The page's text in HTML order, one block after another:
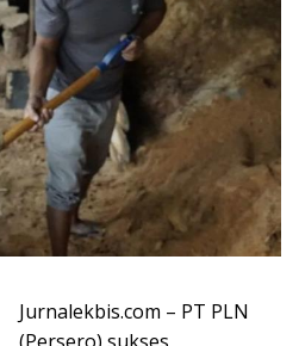
Jurnalekbis.com – PT PLN
(Persero) sukses